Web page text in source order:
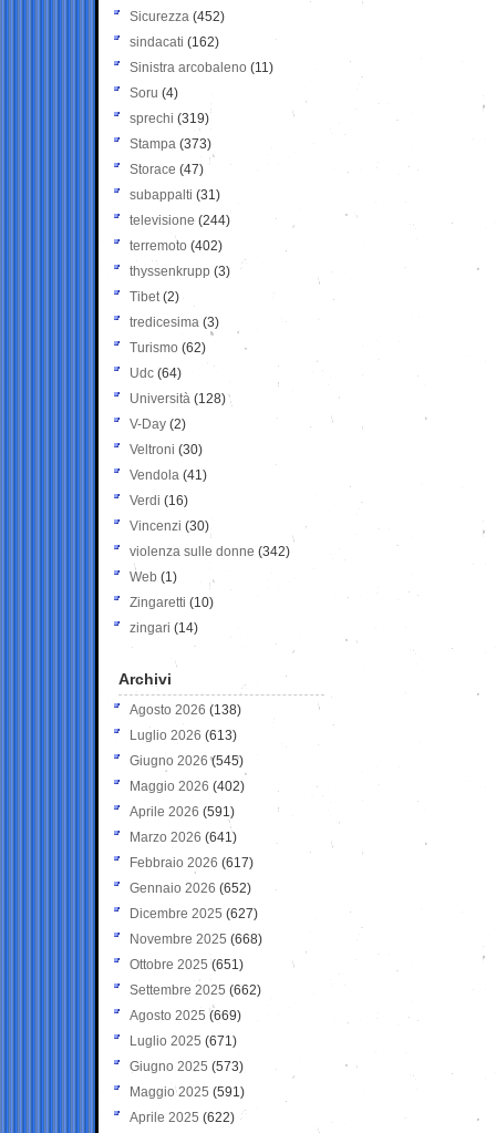
Sicurezza (452)
sindacati (162)
Sinistra arcobaleno (11)
Soru (4)
sprechi (319)
Stampa (373)
Storace (47)
subappalti (31)
televisione(244)
terremoto (402)
thyssenkrupp (3)
Tibet(2)
tredicesima (3)
Turismo (62)
Udc (64)
Università (128)
V-Day (2)
Veltroni (30)
Vendola (41)
Verdi (16)
Vincenzi (30)
violenza sulle donne (342)
Web (1)
Zingaretti (10)
zingari (14)
Archivi
Agosto 2026 (138)
Luglio 2026 (613)
Giugno 2026 (545)
Maggio 2026 (402)
Aprile 2026 (591)
Marzo 2026 (641)
Febbraio 2026 (617)
Gennaio 2026 (652)
Dicembre 2025 (627)
Novembre 2025 (668)
Ottobre 2025 (651)
Settembre 2025 (662)
Agosto 2025 (669)
Luglio 2025 (671)
Giugno 2025 (573)
Maggio 2025 (591)
Aprile 2025 (622)